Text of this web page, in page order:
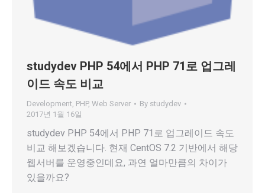
studydev PHP 54에서 PHP 71로 업그레
이드 속도 비교
Development PHP, Web Server By studydev
2017년 1월 16일
studydev PHP 54에서 PHP 71로 업그레이드 속도
비교 해보겠습니다. 현재 CentOS 7.2 기반에서 해당
웹서버를 운영중인데요, 과연 얼마만큼의 차이가
있을까요?